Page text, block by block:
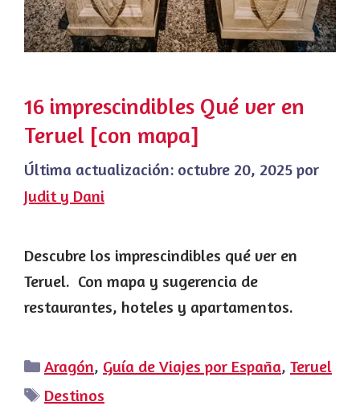
16 imprescindibles Qué ver en
Teruel [con mapa]
Última actualización: octubre 20, 2025 por
Judit y Dani
Descubre los imprescindibles qué ver en
Teruel. Con mapa y sugerencia de
restaurantes, hoteles y apartamentos.
Categorías
Aragón, Guía de Viajes por España, Teruel
Etiquetas
Destinos